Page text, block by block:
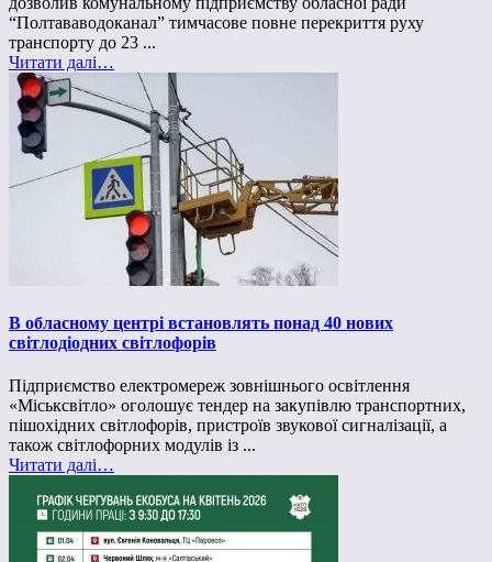
“Полтававодоканал” тимчасове повне перекриття руху
транспорту до 23 ...
Читати далі…
В обласному центрі встановлять понад 40 нових
світлодіодних світлофорів
Підприємство електромереж зовнішнього освітлення
«Міськсвітло» оголошує тендер на закупівлю транспортних,
пішохідних світлофорів, пристроїв звукової сигналізації, а
також світлофорних модулів із ...
Читати далі…